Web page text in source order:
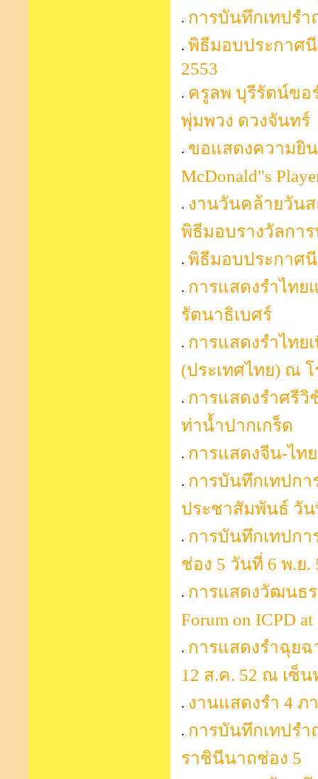
การบันทึกเทปร
พิธีมอบประกาศ
2553
ครูลพ บุรีรัตน์ขอ
พุ่มพวง ดวงจันทร์
ขอแสดงความยิ
McDonald"s
งานวันคล้ายวัน
พิธีมอบรางวัลกา
พิธีมอบประกาศนี
การแสดงรำไท
รัตนาธิเบศร์
การแสดงรำไทย
(ประเทศไทย) ณ
การแสดงรำศรี
ท่าน้ำปากเกร็ด
การแสดงจีน-ไท
การบันทึกเทปก
ประชาสัมพันธ์ วัน
การบันทึกเทปก
ช่อง 5 วันที่ 6 พ.ย.
การแสดงวัฒนธร
Forum on ICPD
การแสดงรำฉุย
12 ส.ค. 52 ณ เซ็
งานแสดงรำ 4
การบันทึกเทปรำ
ราชินีนาถช่อง 5